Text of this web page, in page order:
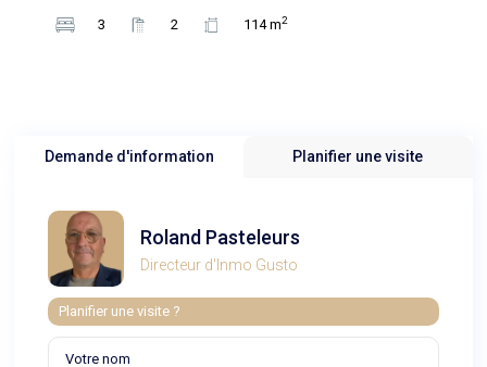
3 2 114 m2
Demande d'information Planifier une visite
Roland Pasteleurs
Directeur d'Inmo Gusto
Planifier une visite ?